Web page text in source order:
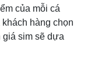
của mỗi cá
hàng chọn
sim sẽ dựa